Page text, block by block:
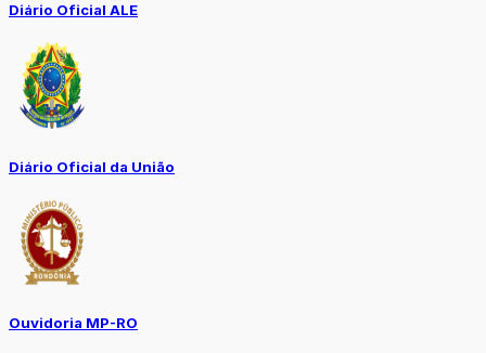
Diário Oficial ALE
Diário Oficial da União
Ouvidoria MP-RO